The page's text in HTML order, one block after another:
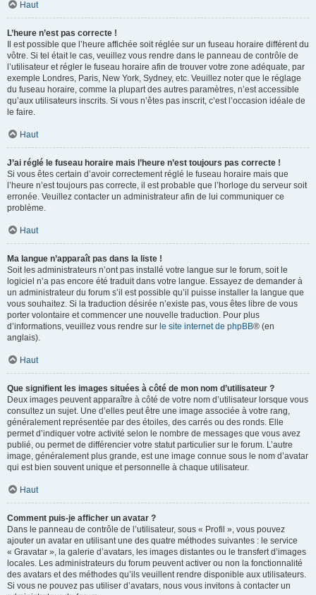
Haut
L’heure n’est pas correcte !
Il est possible que l’heure affichée soit réglée sur un fuseau horaire différent du
vôtre. Si tel était le cas, veuillez vous rendre dans le panneau de contrôle de
l’utilisateur et régler le fuseau horaire afin de trouver votre zone adéquate, par
exemple Londres, Paris, New York, Sydney, etc. Veuillez noter que le réglage
du fuseau horaire, comme la plupart des autres paramètres, n’est accessible
qu’aux utilisateurs inscrits. Si vous n’êtes pas inscrit, c’est l’occasion idéale de
le faire.
Haut
J’ai réglé le fuseau horaire mais l’heure n’est toujours pas correcte !
Si vous êtes certain d’avoir correctement réglé le fuseau horaire mais que
l’heure n’est toujours pas correcte, il est probable que l’horloge du serveur soit
erronée. Veuillez contacter un administrateur afin de lui communiquer ce
problème.
Haut
Ma langue n’apparaît pas dans la liste !
Soit les administrateurs n’ont pas installé votre langue sur le forum, soit le
logiciel n’a pas encore été traduit dans votre langue. Essayez de demander à
un administrateur du forum s’il est possible qu’il puisse installer la langue que
vous souhaitez. Si la traduction désirée n’existe pas, vous êtes libre de vous
porter volontaire et commencer une nouvelle traduction. Pour plus
d’informations, veuillez vous rendre sur le site internet de phpBB® (en
anglais).
Haut
Que signifient les images situées à côté de mon nom d’utilisateur ?
Deux images peuvent apparaître à côté de votre nom d’utilisateur lorsque vous
consultez un sujet. Une d’elles peut être une image associée à votre rang,
généralement représentée par des étoiles, des carrés ou des ronds. Elle
permet d’indiquer votre activité selon le nombre de messages que vous avez
publié, ou permet de différencier votre statut particulier sur le forum. L’autre
image, généralement plus grande, est une image connue sous le nom d’avatar
qui est bien souvent unique et personnelle à chaque utilisateur.
Haut
Comment puis-je afficher un avatar ?
Dans le panneau de contrôle de l’utilisateur, sous « Profil », vous pouvez
ajouter un avatar en utilisant une des quatre méthodes suivantes : le service
« Gravatar », la galerie d’avatars, les images distantes ou le transfert d’images
locales. Les administrateurs du forum peuvent activer ou non la fonctionnalité
des avatars et des méthodes qu’ils veuillent rendre disponible aux utilisateurs.
Si vous ne pouvez pas utiliser d’avatars, nous vous invitons à contacter un